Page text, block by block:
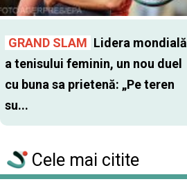
GRAND SLAM Lidera mondială
a tenisului feminin, un nou duel
cu buna sa prietenă: „Pe teren
su...
Cele mai citite